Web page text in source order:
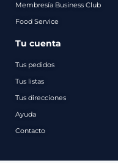
Membresía Business Club
Food Service
Tu cuenta
Tus pedidos
Tus listas
Tus direcciones
Ayuda
Contacto